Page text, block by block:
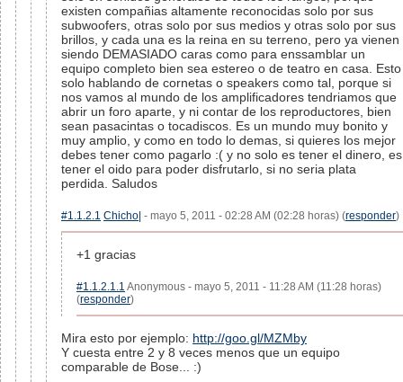
existen compañias altamente reconocidas solo por sus
subwoofers, otras solo por sus medios y otras solo por sus
brillos, y cada una es la reina en su terreno, pero ya vienen
siendo DEMASIADO caras como para enssamblar un
equipo completo bien sea estereo o de teatro en casa. Esto
solo hablando de cornetas o speakers como tal, porque si
nos vamos al mundo de los amplificadores tendriamos que
abrir un foro aparte, y ni contar de los reproductores, bien
sean pasacintas o tocadiscos. Es un mundo muy bonito y
muy amplio, y como en todo lo demas, si quieres los mejor
debes tener como pagarlo :( y no solo es tener el dinero, es
tener el oido para poder disfrutarlo, si no seria plata
perdida. Saludos
#1.1.2.1 Chicho| - mayo 5, 2011 - 02:28 AM (02:28 horas) (responder)
+1 gracias
#1.1.2.1.1 Anonymous - mayo 5, 2011 - 11:28 AM (11:28 horas)
(responder)
Mira esto por ejemplo: http://goo.gl/MZMby
Y cuesta entre 2 y 8 veces menos que un equipo
comparable de Bose... :)